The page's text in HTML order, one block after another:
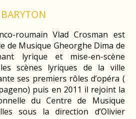
BARYTON
roumain Vlad Crosman est
de Musique Gheorghe Dima de
lyrique et mise-en-scène
les scènes lyriques de la ville
ses premiers rôles d’opéra (
puis en 2011 il rejoint la
du Centre de Musique
sous la direction d’Olivier